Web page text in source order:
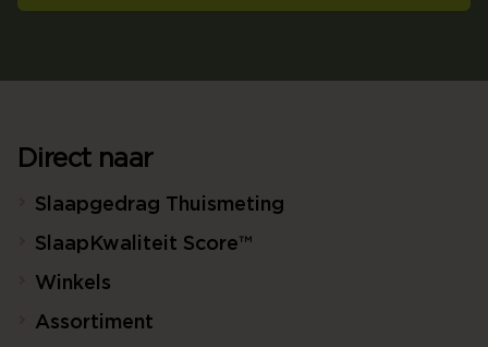
Direct naar
Slaapgedrag Thuismeting
SlaapKwaliteit Score™
Winkels
Assortiment